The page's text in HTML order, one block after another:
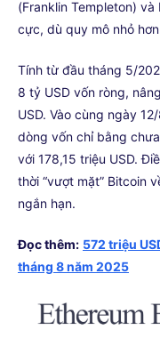
(Franklin Templeton)
cực, dù quy mô nhỏ
Tính từ đầu tháng 5/
8 tỷ USD vốn ròng,
USD. Vào cùng ngày
dòng vốn chỉ bằng
với 178,15 triệu USD.
thời “vượt mặt” Bitcoin
ngắn hạn.
Đọc thêm: 572 triệu
tháng 8 năm 2025